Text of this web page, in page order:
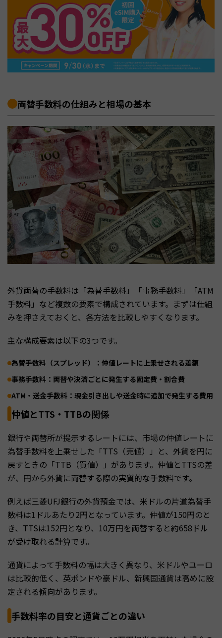
両替手数料の仕組みと相場の基本
外貨両替の手数料は「為替手数料」「事務手数料」「ATM
手数料」など複数の要素で構成されています。まずは仕組
みを押さえておくと、各方法を比較しやすくなります。
主な構成要素は以下の3つです。
為替手数料（スプレッド）：仲値レートに上乗せされる差額
事務手数料：両替や決済ごとに発生する固定費・割合費
ATM・送金手数料：現金引き出しや送金時に追加で発生する費用
仲値とTTS・TTBの関係
銀行や両替所が提示するレートには、市場の仲値レートに
為替手数料を上乗せした「TTS（売値）」と、外貨を円に
戻すときの「TTB（買値）」があります。仲値とTTSの差
が、円から外貨に両替する際の実質的な手数料です。
例えば三菱UFJ銀行の外貨預金では、米ドルの片道為替手
数料は1ドルあたり2円となっています。仲値が150円のと
き、TTSは152円となり、10万円を両替すると約658ドル
が受け取れる計算です。
通貨によって手数料の幅は大きく異なり、米ドルやユーロ
は比較的低く、英ポンドや豪ドル、新興国通貨は高めに設
定される傾向があります。
手数料率の目安と通貨ごとの違い